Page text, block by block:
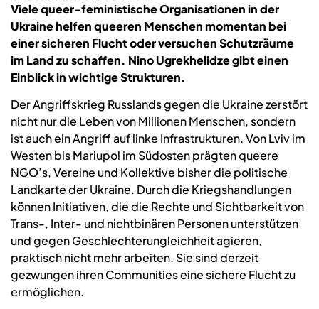
Viele queer-feministische Organisationen in der
Ukraine helfen queeren Menschen momentan bei
einer sicheren Flucht oder versuchen Schutzräume
im Land zu schaffen. Nino Ugrekhelidze gibt einen
Einblick in wichtige Strukturen.
Der Angriffskrieg Russlands gegen die Ukraine zerstört
nicht nur die Leben von Millionen Menschen, sondern
ist auch ein Angriff auf linke Infrastrukturen. Von Lviv im
Westen bis Mariupol im Südosten prägten queere
NGO’s, Vereine und Kollektive bisher die politische
Landkarte der Ukraine. Durch die Kriegshandlungen
können Initiativen, die die Rechte und Sichtbarkeit von
Trans-, Inter- und nichtbinären Personen unterstützen
und gegen Geschlechterungleichheit agieren,
praktisch nicht mehr arbeiten. Sie sind derzeit
gezwungen ihren Communities eine sichere Flucht zu
ermöglichen.